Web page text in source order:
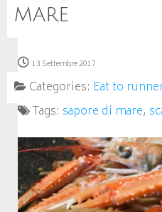
mare
13 Settembre 2017
Categories: Eat to
Tags: sapore di mare,